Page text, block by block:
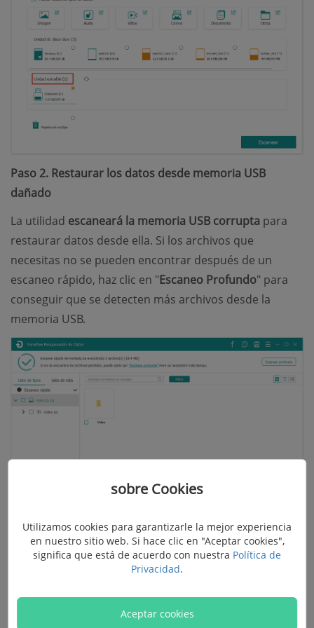
Paso 2. Restaurar los datos desde memoria USB
dañado
La utilidad escaneará la memoria USB corrupta para
restaurar datos desde ella. Si los archivos que
necesitas no se pueden encontrar después de un
escaneo rápido, haz clic en "Escaneo Profundo" para
conseguir que se detecten más archivos desde la
memoria USB.
Paso 3. Guardar los datos del USB a la computadora
Los archivos de la memoria USB se ordenarán en
diferentes categorías.
Selecciona los archivos y haz clic en "
sobre Cookies
Utilizamos cookies para garantizarle la mejor experiencia
en nuestro sitio web. Si hace clic en "Aceptar cookies",
significa que está de acuerdo con nuestra Política de
Privacidad.
Aceptar cookies